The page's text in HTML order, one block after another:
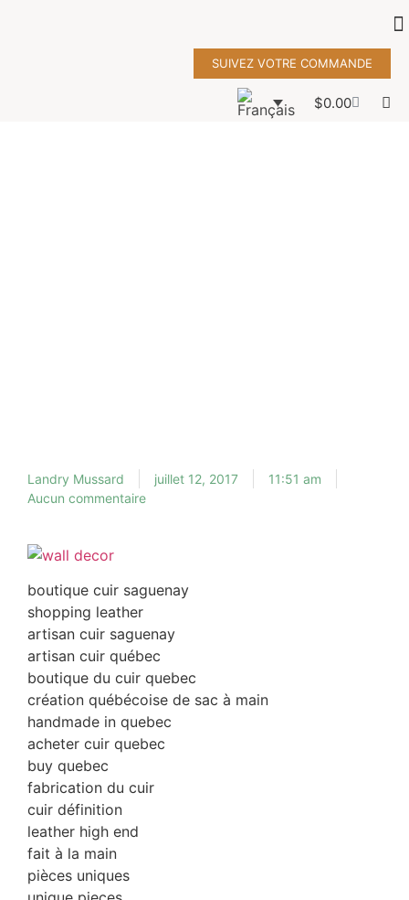
SUIVEZ VOTRE COMMANDE
$0.00
Landry Mussard juillet 12, 2017
11:51 am
Aucun commentaire
boutique cuir saguenay
shopping leather
artisan cuir saguenay
artisan cuir québec
boutique du cuir quebec
création québécoise de sac à main
handmade in quebec
acheter cuir quebec
buy quebec
fabrication du cuir
cuir définition
leather high end
fait à la main
pièces uniques